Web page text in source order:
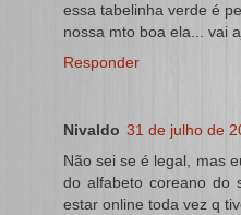
essa tabelinha verde é
nossa mto boa ela... vai
Responder
Nivaldo 31 de julho de
Não sei se é legal, mas
do alfabeto coreano do
estar online toda vez q